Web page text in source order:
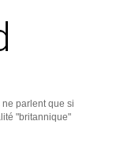
parlent que si
"britannique"